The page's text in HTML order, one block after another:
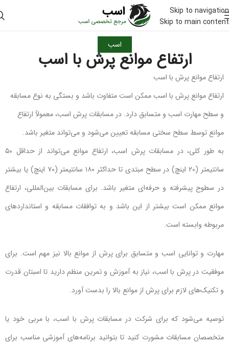
Skip to navigation
Skip to main content
اسب
ارتفاع موانع پرش با اسب
ارتفاع موانع پرش با اسب
ارتفاع موانع پرش با اسب ممکن است متفاوت باشد و بستگی به نوع مسابقه
و سطح مهارت اسب و متسابق دارد. در مسابقات پرش اسب، معمولاً ارتفاع
موانع توسط سطح سختی مسابقه تعیین می‌شود و می‌تواند متغیر باشد.
به طور کلی، در مسابقات پرش اسب، ارتفاع موانع می‌تواند از حداقل ۵۰
سانتیمتر (۲۰ اینچ) در سطح مبتدی تا حداکثر ۱۸۰ سانتیمتر (۷۰ اینچ) یا بیشتر
در سطوح پیشرفته و حرفه‌ای متغیر باشد. برای مسابقات بین‌المللی، ارتفاع
موانع ممکن است بیشتر از این باشد و به توافقات مسابقه و استانداردهای
مربوطه وابسته است.
مهارت و توانایی اسب و متسابق برای پرش از موانع بالا نیز مهم است. برای
موفقیت در پرش با اسب، نیاز به آموزش و تمرین منظم دارید تا اسبتان قدرت
و تکنیک‌های لازم برای پرش از موانع بالا را بدست آورد.
توصیه می‌شود که برای شرکت در مسابقات پرش با اسب، با مربی خود یا
متخصصان مسابقات مشورت کنید تا بتوانید برنامه‌های آموزشی مناسب برای